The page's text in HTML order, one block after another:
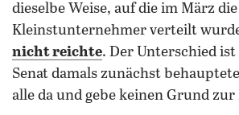
dieselbe Weise, auf die im März
Kleinstunternehmer verteilt
nicht reichte. Der Unterschied ist
Senat damals zunächst
alle da und gebe keinen Grund zur